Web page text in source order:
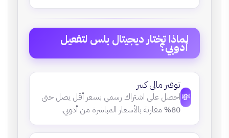
لماذا تختار ديجيتال بلس لتفعيل
أدوبي؟
💸
توفير مالي كبير
احصل على اشتراك رسمي بسعر أقل يصل حتى
80%
مقارنة بالأسعار المباشرة من أدوبي.